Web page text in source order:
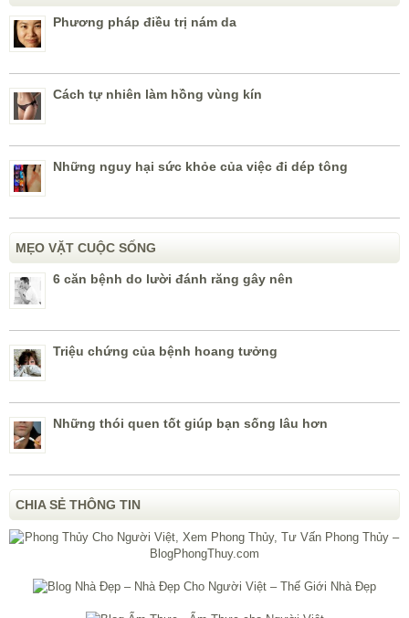
Phương pháp điều trị nám da
Cách tự nhiên làm hồng vùng kín
Những nguy hại sức khỏe của việc đi dép tông
MẸO VẶT CUỘC SỐNG
6 căn bệnh do lười đánh răng gây nên
Triệu chứng của bệnh hoang tưởng
Những thói quen tốt giúp bạn sống lâu hơn
CHIA SẺ THÔNG TIN